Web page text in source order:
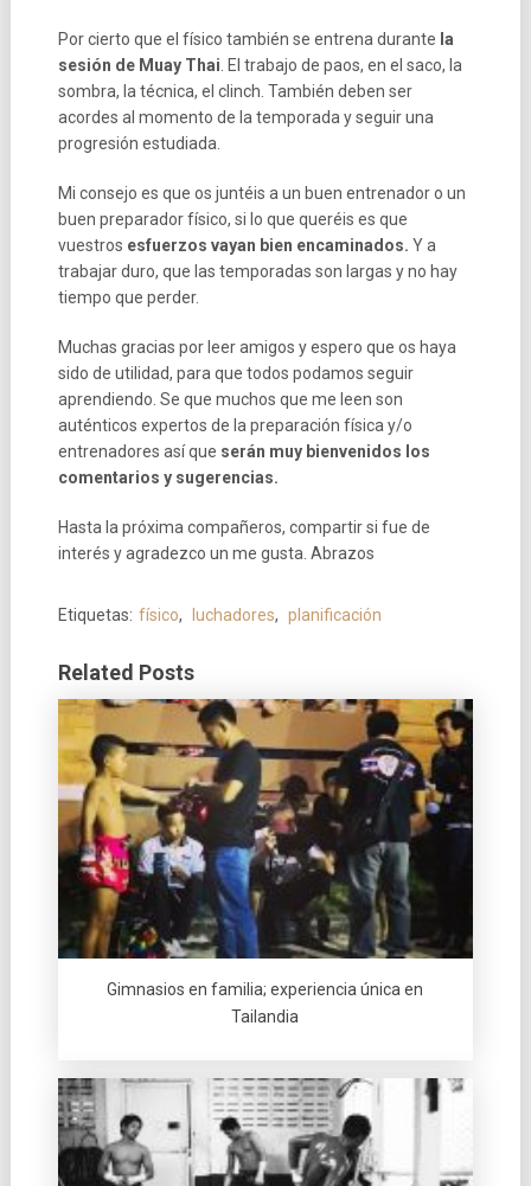
Por cierto que el físico también se entrena durante la
sesión de Muay Thai. El trabajo de paos, en el saco, la
sombra, la técnica, el clinch. También deben ser
acordes al momento de la temporada y seguir una
progresión estudiada.
Mi consejo es que os juntéis a un buen entrenador o un
buen preparador físico, si lo que queréis es que
vuestros esfuerzos vayan bien encaminados. Y a
trabajar duro, que las temporadas son largas y no hay
tiempo que perder.
Muchas gracias por leer amigos y espero que os haya
sido de utilidad, para que todos podamos seguir
aprendiendo. Se que muchos que me leen son
auténticos expertos de la preparación física y/o
entrenadores así que serán muy bienvenidos los
comentarios y sugerencias.
Hasta la próxima compañeros, compartir si fue de
interés y agradezco un me gusta. Abrazos
Etiquetas: físico, luchadores, planificación
Related Posts
Gimnasios en familia; experiencia única en
Tailandia